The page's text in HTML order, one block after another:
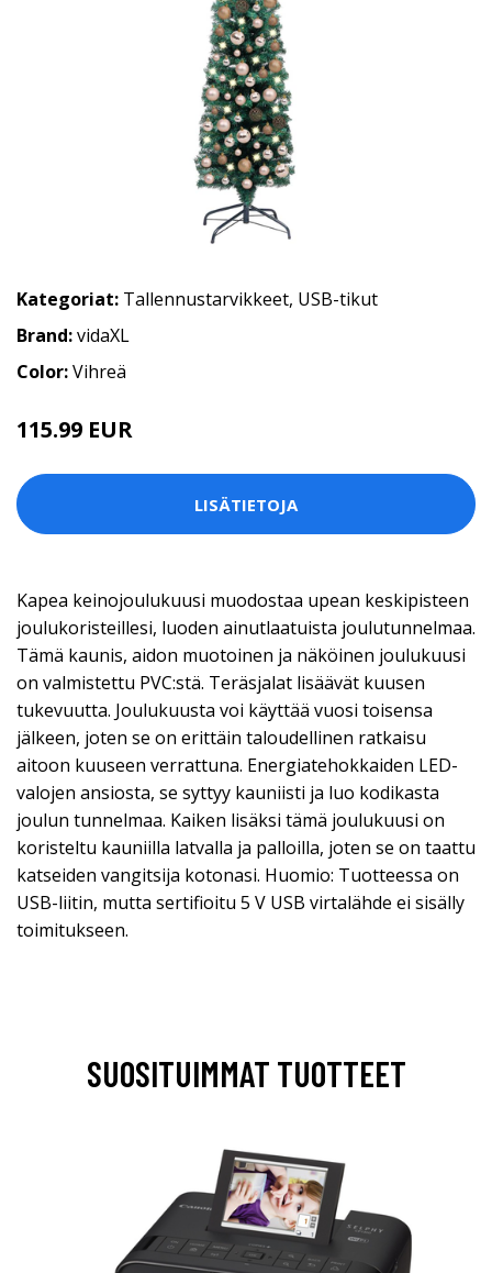
Kategoriat: Tallennustarvikkeet, USB-tikut
Brand:vidaXL
Color:Vihreä
115.99 EUR
LISÄTIETOJA
Kapea keinojoulukuusi muodostaa upean keskipisteen
joulukoristeillesi, luoden ainutlaatuista joulutunnelmaa.
Tämä kaunis, aidon muotoinen ja näköinen joulukuusi
on valmistettu PVC:stä. Teräsjalat lisäävät kuusen
tukevuutta. Joulukuusta voi käyttää vuosi toisensa
jälkeen, joten se on erittäin taloudellinen ratkaisu
aitoon kuuseen verrattuna. Energiatehokkaiden LED-
valojen ansiosta, se syttyy kauniisti ja luo kodikasta
joulun tunnelmaa. Kaiken lisäksi tämä joulukuusi on
koristeltu kauniilla latvalla ja palloilla, joten se on taattu
katseiden vangitsija kotonasi. Huomio: Tuotteessa on
USB-liitin, mutta sertifioitu 5 V USB virtalähde ei sisälly
toimitukseen.
SUOSITUIMMAT TUOTTEET